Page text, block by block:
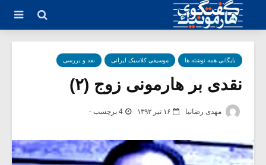
بایگانی همه نوشته ها موسیقی کلاسیک ایرانی نقد و بررسی
نقدی بر هارمونی زوج (۲)
مهدی رضانیا ۱۶ تیر ۱۳۹۲ 4 برچسب -